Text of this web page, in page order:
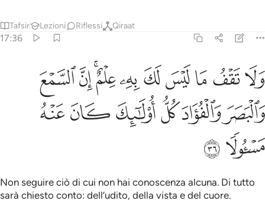
Tafsir Lezioni Riflessi Qiraat
17:36
ولا تقف ما ليس لك به علم ان السمع والبصر والفواد كل اولايك كان عنه
وَلَا تَقْفُ مَا لَيْسَ لَكَ بِهِۦ عِلْمٌ ۚ إِنَّ ٱلسَّمْعَ وَٱلْبَصَرَ وَٱلْفُؤَادَ كُلُّ
ﲾﲿﳀﳁﳂﳃﳄﳅﳆﳇ
ﳈﳉﳊﳋﳌﳍ
ﳎﳏ
Non seguire ciò di cui non hai conoscenza alcuna. Di tutto
sarà chiesto conto: dell’udito, della vista e del cuore.